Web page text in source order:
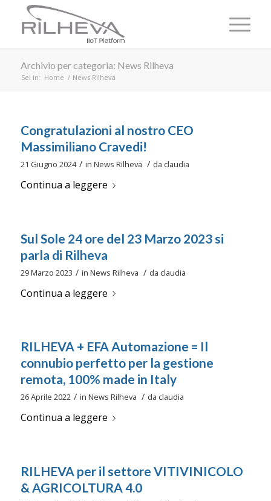
Archivio per categoria: News Rilheva
Sei in: Home / News Rilheva
Congratulazioni al nostro CEO
Massimiliano Cravedi!
21 Giugno 2024 / in News Rilheva / da claudia
Continua a leggere
Sul Sole 24 ore del 23 Marzo 2023 si
parla di Rilheva
29 Marzo 2023 / in News Rilheva / da claudia
Continua a leggere
RILHEVA + EFA Automazione = Il
connubio perfetto per la gestione
remota, 100% made in Italy
26 Aprile 2022 / in News Rilheva / da claudia
Continua a leggere
RILHEVA per il settore VITIVINICOLO
& AGRICOLTURA 4.0